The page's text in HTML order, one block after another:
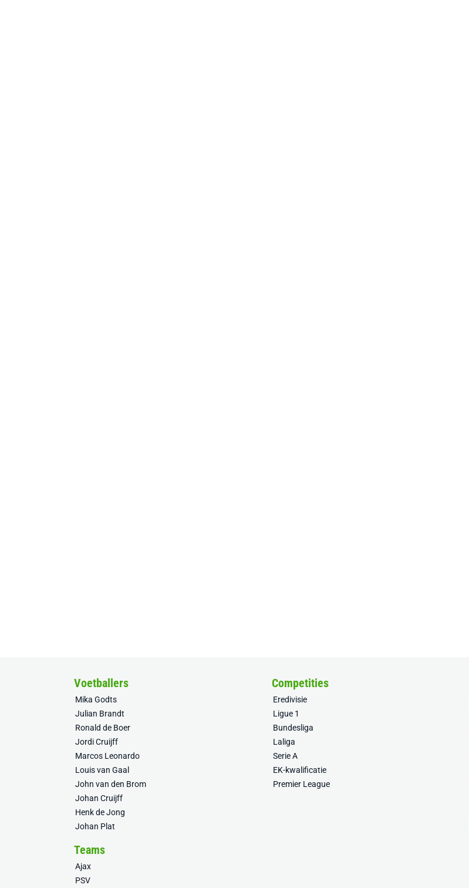
Voetballers
Mika Godts
Julian Brandt
Ronald de Boer
Jordi Cruijff
Marcos Leonardo
Louis van Gaal
John van den Brom
Johan Cruijff
Henk de Jong
Johan Plat
Competities
Eredivisie
Ligue 1
Bundesliga
Laliga
Serie A
EK-kwalificatie
Premier League
Teams
Ajax
PSV